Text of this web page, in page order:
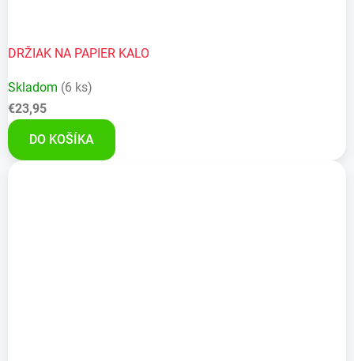
DRŽIAK NA PAPIER KALO
Skladom (6 ks)
€23,95
DO KOŠÍKA